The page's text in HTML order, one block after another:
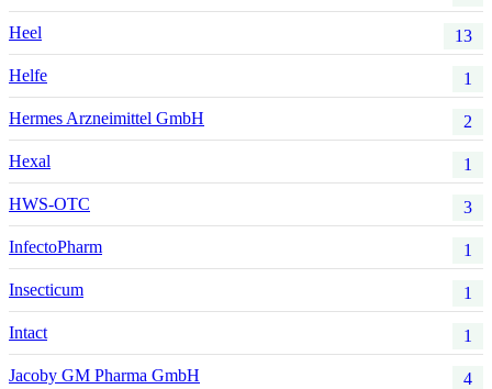
Heel 13
Helfe 1
Hermes Arzneimittel GmbH 2
Hexal 1
HWS-OTC 3
InfectoPharm 1
Insecticum 1
Intact 1
Jacoby GM Pharma GmbH 4